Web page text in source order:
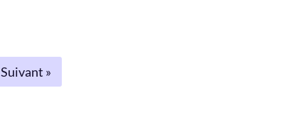
Suivant »